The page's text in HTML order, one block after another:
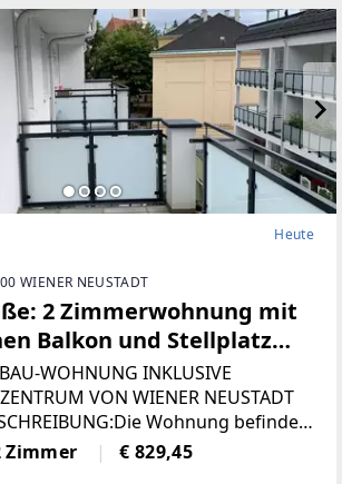
Heute
WIENER NEUSTADT
2 Zimmerwohnung mit
Balkon und Stellplatz
WOHNUNG INKLUSIVE
VON WIENER NEUSTADT
Wohnung befindet
mit Lift und hat eine
49 m² zuzüglich ca. 9 m² Balkon
Zimmer € 829,45